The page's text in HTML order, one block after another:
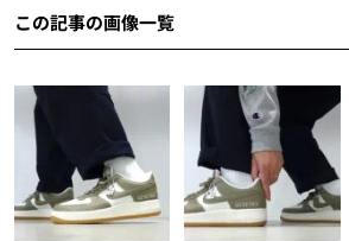
この記事の画像一覧